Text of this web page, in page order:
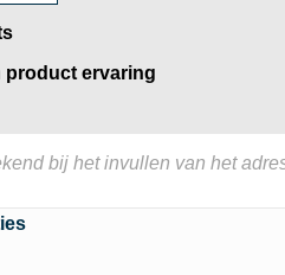
product ervaring
bij het invullen van het